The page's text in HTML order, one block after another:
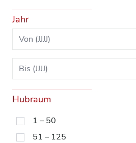
Jahr
Hubraum
1 – 50
51 – 125